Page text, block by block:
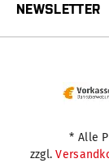
NEWSLETTER
* Alle
zzgl.